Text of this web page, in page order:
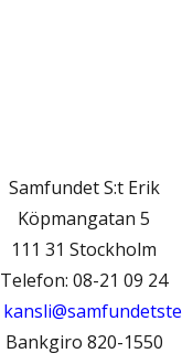
Samfundet S:t Erik
Köpmangatan 5
111 31 Stockholm
Telefon: 08-21 09 24
Bankgiro 820-1550